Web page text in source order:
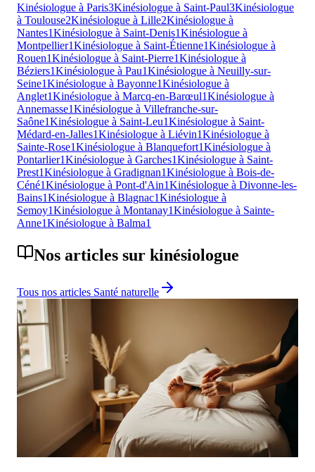
Kinésiologue à Paris3Kinésiologue à Saint-Paul3Kinésiologue
à Toulouse2Kinésiologue à Lille2Kinésiologue à
Nantes1Kinésiologue à Saint-Denis1Kinésiologue à
Montpellier1Kinésiologue à Saint-Étienne1Kinésiologue à
Rouen1Kinésiologue à Saint-Pierre1Kinésiologue à
Béziers1Kinésiologue à Pau1Kinésiologue à Neuilly-sur-
Seine1Kinésiologue à Bayonne1Kinésiologue à
Anglet1Kinésiologue à Marcq-en-Barœul1Kinésiologue à
Annemasse1Kinésiologue à Villefranche-sur-
Saône1Kinésiologue à Saint-Leu1Kinésiologue à Saint-
Médard-en-Jalles1Kinésiologue à Liévin1Kinésiologue à
Sainte-Rose1Kinésiologue à Blanquefort1Kinésiologue à
Pontarlier1Kinésiologue à Garches1Kinésiologue à Saint-
Prest1Kinésiologue à Gradignan1Kinésiologue à Bois-de-
Céné1Kinésiologue à Pont-d'Ain1Kinésiologue à Divonne-les-
Bains1Kinésiologue à Blagnac1Kinésiologue à
Semoy1Kinésiologue à Montanay1Kinésiologue à Sainte-
Anne1Kinésiologue à Balma1
Nos articles sur kinésiologue
Tous nos articles Santé naturelle